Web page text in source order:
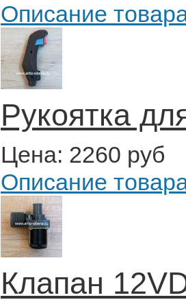
Описание
Рукоятка
Цена: 2260 руб
Описание
Клапан